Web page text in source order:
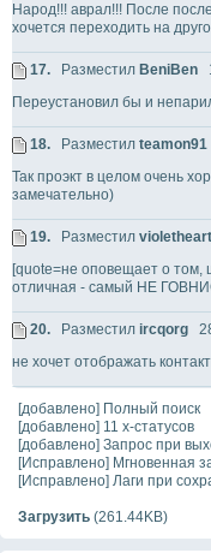
Народ!!! аврал!!! После
хочется переходить на
17. Разместил BeniBen
Переустановил бы и
18. Разместил teamon91
Так проэкт в целом очень
замечательно)
19. Разместил violetheart
[quote=не оповещает о том,
отличная - самый НЕ
20. Разместил ircqorg
не хочет отображать
[добавлено] Полный поиск
[добавлено] 11 х-статусов
[добавлено] Запрос при
[Исправлено] Мгновенная
[Исправлено] Лаги при
Загрузить (261.44KB)